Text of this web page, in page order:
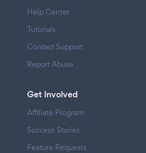
Help Center
Tutorials
Contact Support
Report Abuse
Get Involved
Affiliate Program
Success Stories
Feature Requests